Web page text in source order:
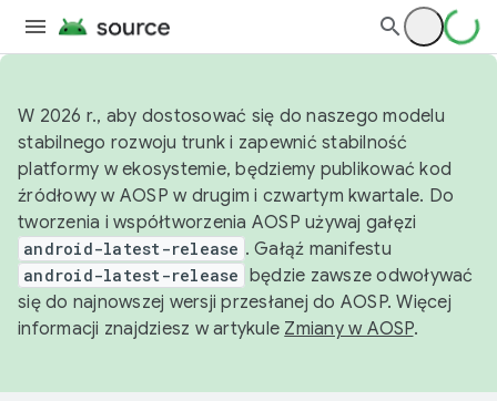
W 2026 r., aby dostosować się do naszego modelu
stabilnego rozwoju trunk i zapewnić stabilność
platformy w ekosystemie, będziemy publikować kod
źródłowy w AOSP w drugim i czwartym kwartale. Do
tworzenia i współtworzenia AOSP używaj gałęzi
android-latest-release . Gałąź manifestu
android-latest-release będzie zawsze odwoływać
się do najnowszej wersji przesłanej do AOSP. Więcej
informacji znajdziesz w artykule Zmiany w AOSP.